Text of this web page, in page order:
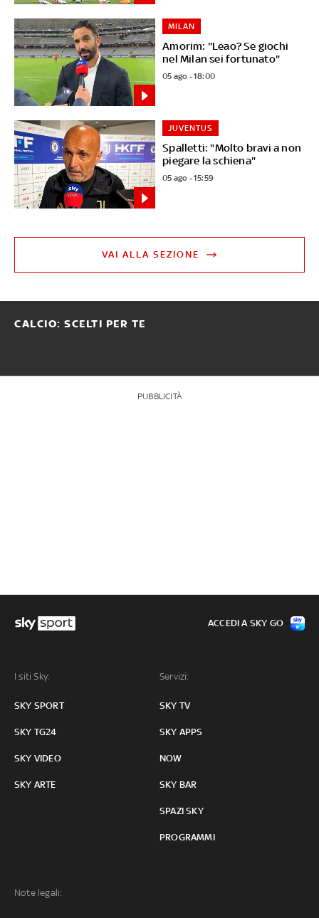
Amorim: "Leao? Se giochi
nel Milan sei fortunato"
MILAN
05 ago - 18:00
Spalletti: "Molto bravi a non
piegare la schiena"
JUVENTUS
05 ago - 15:59
VAI ALLA SEZIONE
CALCIO: SCELTI PER TE
PUBBLICITÀ
I siti Sky:
SKY SPORT
SKY TG24
SKY VIDEO
SKY ARTE
Servizi:
SKY TV
SKY APPS
NOW
SKY BAR
SPAZI SKY
PROGRAMMI
Note legali:
ACCEDI A SKY GO